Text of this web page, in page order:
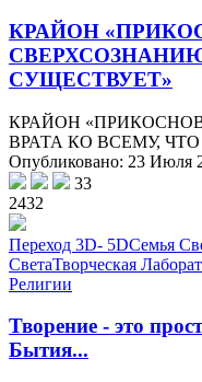
КРАЙОН
СУЩЕСТВУЕТ»
КРАЙОН
ВРАТА КО ВСЕМУ, ЧТО
Опубликовано: 23 Июля
33
2432
Переход 3D- 5DСемья
СветаТворческая
Религии
Творение - это
Бытия...